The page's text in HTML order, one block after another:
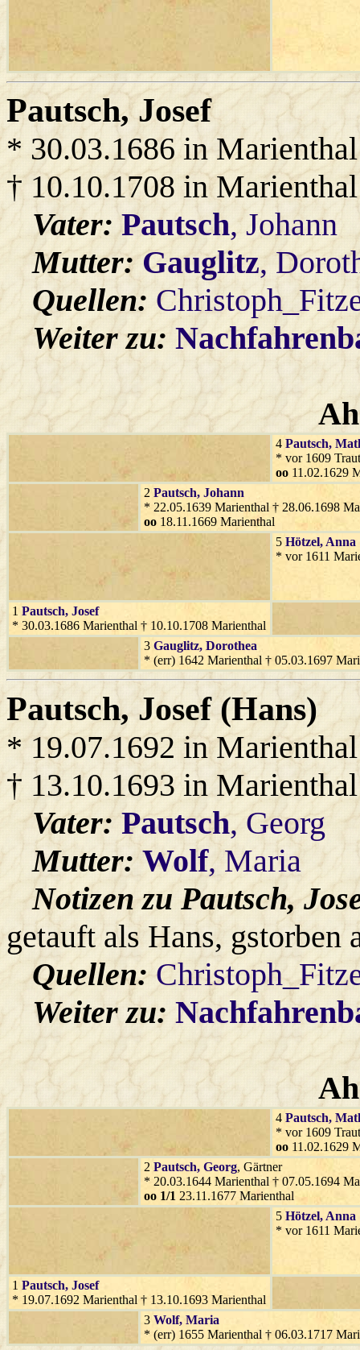
Pautsch, Josef
* 30.03.1686 in Marienthal
† 10.10.1708 in Marienthal
Vater:Pautsch, Johann
Mutter:Gauglitz,
Quellen:
Weiter zu:
4 Pautsch,
* vor 1609
oo 11.02.1629
2 Pautsch, Johann
* 22.05.1639 Marienthal † 28.06.1698
oo 18.11.1669 Marienthal
5 Hötzel, Anna
* vor 1611
1 Pautsch, Josef
* 30.03.1686 Marienthal † 10.10.1708 Marienthal
3 Gauglitz, Dorothea
* (err) 1642 Marienthal † 05.03.1697
Pautsch, Josef (Hans)
* 19.07.1692 in Marienthal
† 13.10.1693 in Marienthal
Vater:Pautsch, Georg
Mutter:Wolf, Maria
Notizen zu Pautsch,
getauft als Hans, gstorben
Quellen:
Weiter zu:
4 Pautsch,
* vor 1609
oo 11.02.1629
2 Pautsch, Georg, Gärtner
* 20.03.1644 Marienthal † 07.05.1694
oo 1/1 23.11.1677 Marienthal
5 Hötzel, Anna
* vor 1611
1 Pautsch, Josef
* 19.07.1692 Marienthal † 13.10.1693 Marienthal
3 Wolf, Maria
* (err) 1655 Marienthal † 06.03.1717